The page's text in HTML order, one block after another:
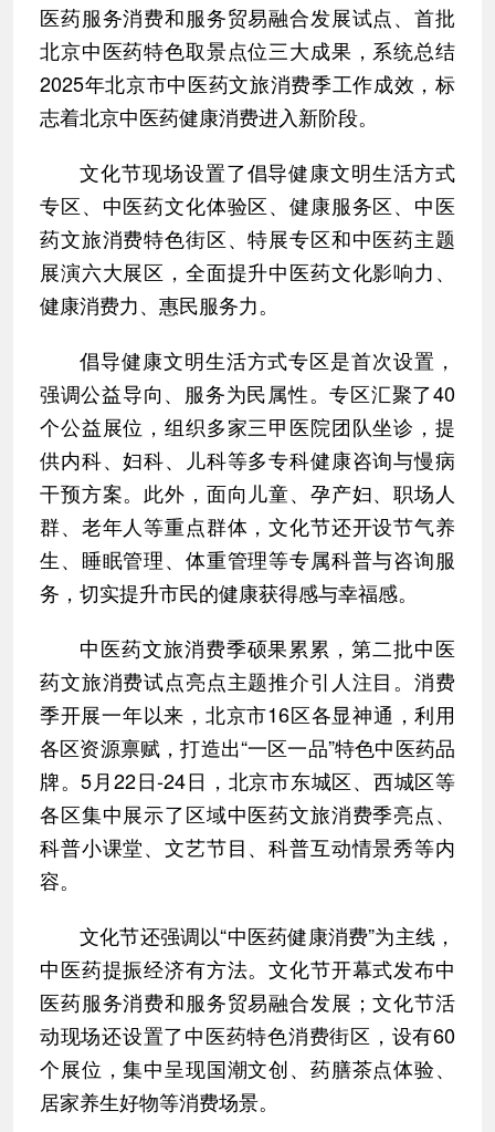
医药服务消费和服务贸易融合发展试点、首批
北京中医药特色取景点位三大成果，系统总结
2025年北京市中医药文旅消费季工作成效，标
志着北京中医药健康消费进入新阶段。
文化节现场设置了倡导健康文明生活方式
专区、中医药文化体验区、健康服务区、中医
药文旅消费特色街区、特展专区和中医药主题
展演六大展区，全面提升中医药文化影响力、
健康消费力、惠民服务力。
倡导健康文明生活方式专区是首次设置，
强调公益导向、服务为民属性。专区汇聚了40
个公益展位，组织多家三甲医院团队坐诊，提
供内科、妇科、儿科等多专科健康咨询与慢病
干预方案。此外，面向儿童、孕产妇、职场人
群、老年人等重点群体，文化节还开设节气养
生、睡眠管理、体重管理等专属科普与咨询服
务，切实提升市民的健康获得感与幸福感。
中医药文旅消费季硕果累累，第二批中医
药文旅消费试点亮点主题推介引人注目。消费
季开展一年以来，北京市16区各显神通，利用
各区资源禀赋，打造出“一区一品”特色中医药品
牌。5月22日-24日，北京市东城区、西城区等
各区集中展示了区域中医药文旅消费季亮点、
科普小课堂、文艺节目、科普互动情景秀等内
容。
文化节还强调以“中医药健康消费”为主线，
中医药提振经济有方法。文化节开幕式发布中
医药服务消费和服务贸易融合发展；文化节活
动现场还设置了中医药特色消费街区，设有60
个展位，集中呈现国潮文创、药膳茶点体验、
居家养生好物等消费场景。